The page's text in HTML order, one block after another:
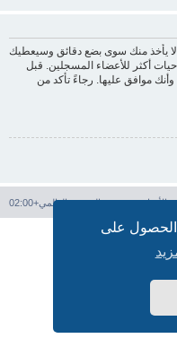
الحصول على
يأخذ منك سوى بضع دقائق وسيعطيك
أكثر للأعضاء المسجلين. قبل
موافق عليها. رجاءً تأكد من
الأوقات تستخدمالتوقيت العالمي+02:00
العربية